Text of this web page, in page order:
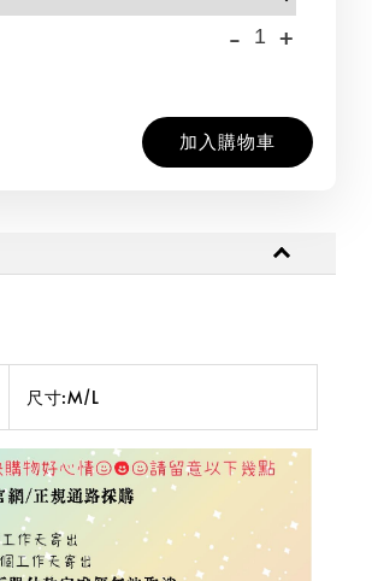
- +
加入購物車
尺寸:M/L